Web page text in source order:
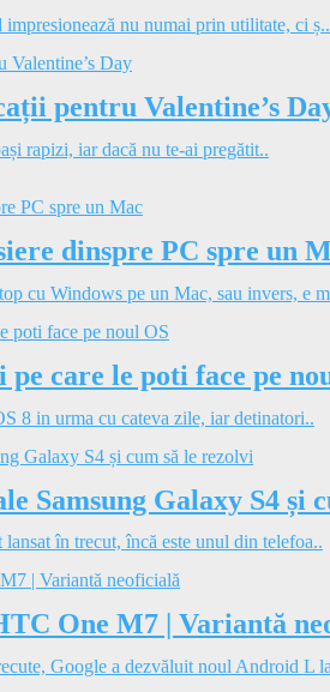
nu numai prin utilitate, ci ș..
pentru Valentine’s
rapizi, iar dacă nu te-ai pregătit..
dinspre PC spre un
cu Windows pe un Mac, sau invers, e
care le poti face pe
8 in urma cu cateva zile, iar detinatori..
Samsung Galaxy S4 și
în trecut, încă este unul din telefoa..
One M7 | Variantă
Google a dezvăluit noul Android L